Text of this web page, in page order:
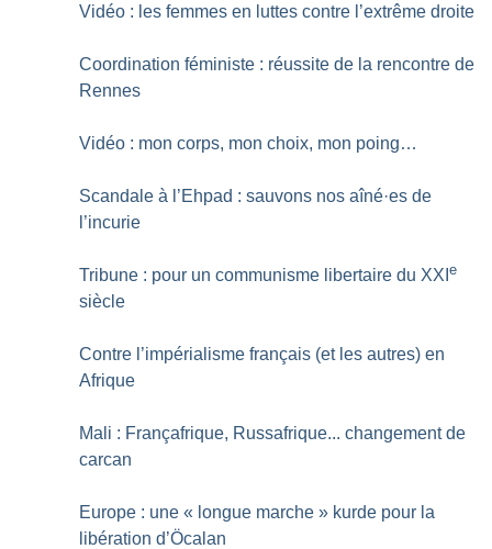
Vidéo : les femmes en luttes contre l’extrême droite
Coordination féministe : réussite de la rencontre de
Rennes
Vidéo : mon corps, mon choix, mon poing…
Scandale à l’Ehpad : sauvons nos aîné·es de
l’incurie
Tribune : pour un communisme libertaire du XXIe
siècle
Contre l’impérialisme français (et les autres) en
Afrique
Mali : Françafrique, Russafrique... changement de
carcan
Europe : une « longue marche » kurde pour la
libération d’Öcalan